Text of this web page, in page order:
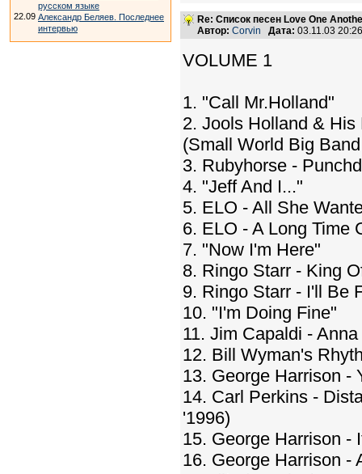
русском языке
22.09 Александр Беляев. Последнее
интервью
Re: Список песен Love One
Автор: Corvin Дата: 03.11.03
VOLUME 1
1. "Call Mr.Holland"
2. Jools Holland &
(Small World Big
3. Rubyhorse -
4. "Jeff And I..."
5. ELO - All She
6. ELO - A Long Time
7. "Now I'm Here"
8. Ringo Starr - King
9. Ringo Starr - I'll Be
10. "I'm Doing Fine"
11. Jim Capaldi -
12. Bill Wyman's
13. George Harrison -
14. Carl Perkins -
'1996)
15. George Harrison -
16. George Harrison -